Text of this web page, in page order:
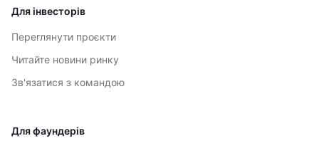
Для інвесторів
Переглянути проєкти
Читайте новини ринку
Зв'язатися з командою
Для фаундерів